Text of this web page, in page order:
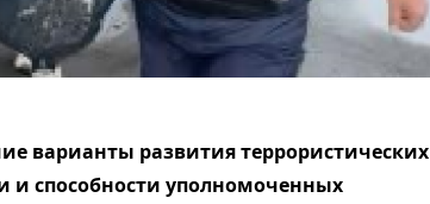
варианты развития террористических
и способности уполномоченных